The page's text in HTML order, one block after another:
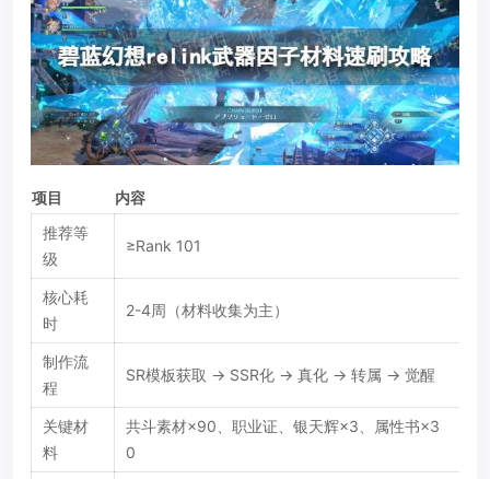
项目
内容
推荐等
级
≥Rank 101
核心耗
时
2-4周（材料收集为主）
制作流
程
SR模板获取 → SSR化 → 真化 → 转属 → 觉醒
关键材
料
共斗素材×90、职业证、银天辉×3、属性书×3
0